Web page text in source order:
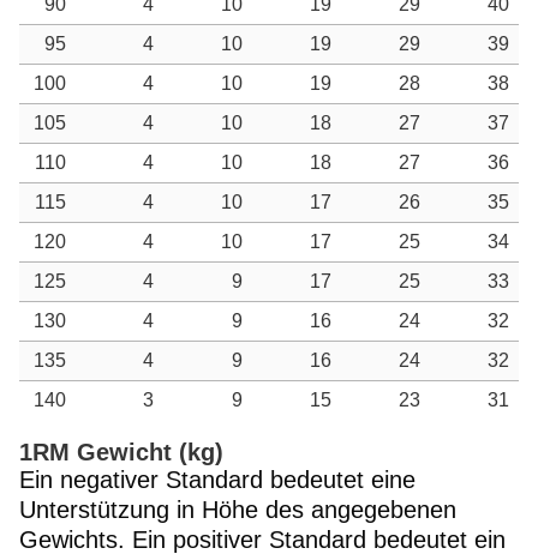
90 4 10 19 29
40
95
4 10 19 29
39
100
4 10 19 28
38
105
4 10 18 27
37
110
4 10 18 27
36
115
4 10 17 26
35
120
4 10 17 25
34
125
4 9 17 25
33
130
4 9 16 24
32
135
4 9 16 24
32
140
3 9 15 23 31
1RM Gewicht (kg)
Ein negativer Standard bedeutet eine
Unterstützung in Höhe des angegebenen
Gewichts. Ein positiver Standard bedeutet ein